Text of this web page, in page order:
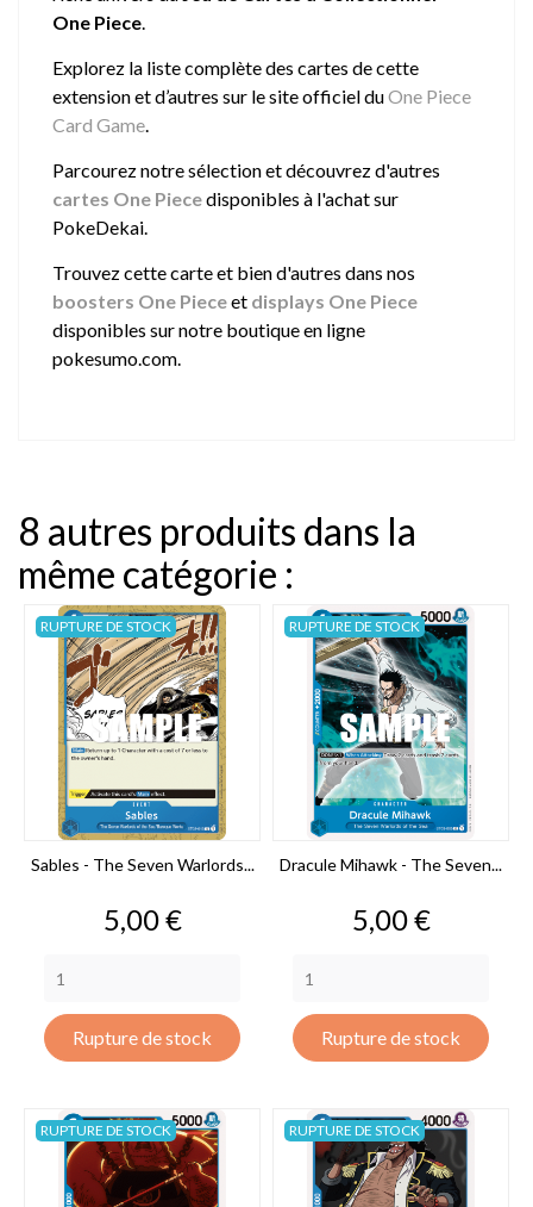
One Piece.
Explorez la liste complète des cartes de cette
extension et d’autres sur le site officiel duOne Piece
Card Game.
Parcourez notre sélection et découvrez d'autres
cartes One Piecedisponibles à l'achat sur
PokeDekai.
Trouvez cette carte et bien d'autres dans nos
boosters One Pieceet displays One Piece
disponibles sur notre boutique en ligne
pokesumo.com.
8 autres produits dans la
même catégorie :
Sables - The Seven Warlords...
Prix
5,00 €
Rupture de stock
RUPTURE DE STOCK
Dracule Mihawk - The Seven...
Prix
5,00 €
Rupture de stock
RUPTURE DE STOCK
RUPTURE DE STOCK RUPTURE DE STOCK